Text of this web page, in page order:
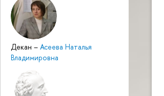
Декан – Асеева Наталья
Владимировна